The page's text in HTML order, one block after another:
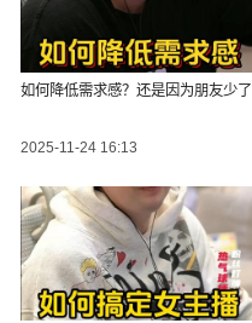
如何降低需求感？还是因为朋友少了
2025-11-24 16:13